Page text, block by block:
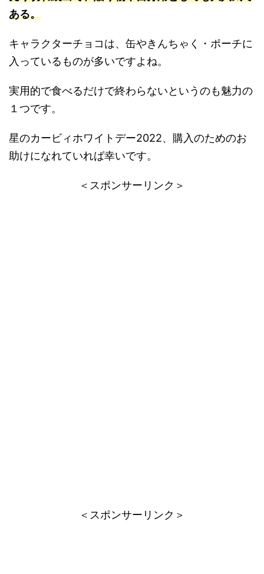
ある。
キャラクターチョコは、缶やきんちゃく・ポーチに
入っているものが多いですよね。
実用的で食べるだけで終わらないというのも魅力の
１つです。
星のカービィホワイトデー2022、購入のためのお
助けになれていれば幸いです。
＜スポンサーリンク＞
＜スポンサーリンク＞